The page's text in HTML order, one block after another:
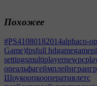
Похожее
#PS41080182014alphaco-op
Game)fpsfull hdgame
settingsmultiplayernewpc
oneальфагеймплейигра
Шоукоопкооперативлетс